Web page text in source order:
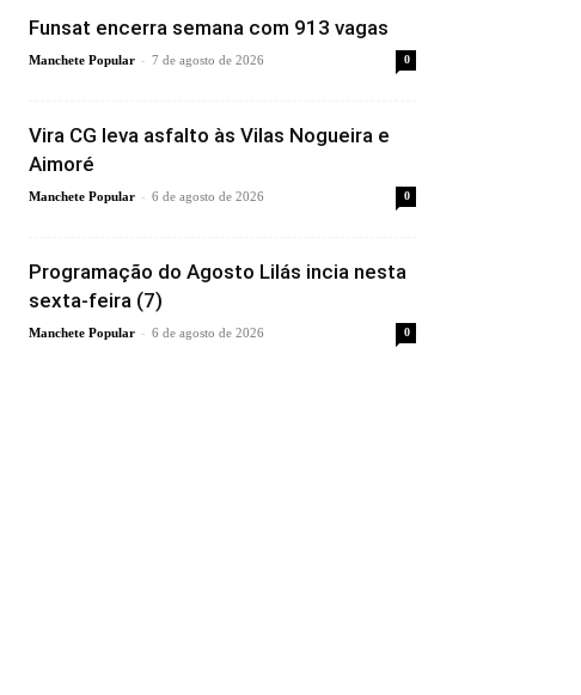
Funsat encerra semana com 913 vagas
Manchete Popular - 7 de agosto de 2026 0
Vira CG leva asfalto às Vilas Nogueira e
Aimoré
Manchete Popular - 6 de agosto de 2026 0
Programação do Agosto Lilás incia nesta
sexta-feira (7)
Manchete Popular - 6 de agosto de 2026 0